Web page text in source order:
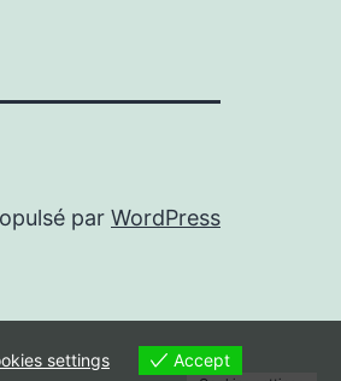
par WordPress
settings Accept